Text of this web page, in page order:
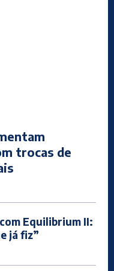
trocas de
Equilibrium II:
já fiz”